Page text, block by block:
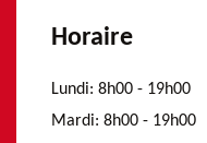
Horaire
Lundi: 8h00 - 19h00
Mardi: 8h00 - 19h00